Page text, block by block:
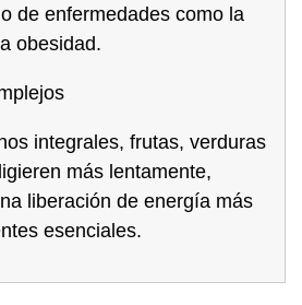
de enfermedades como la
obesidad.
integrales, frutas, verduras
más lentamente,
liberación de energía más
esenciales.